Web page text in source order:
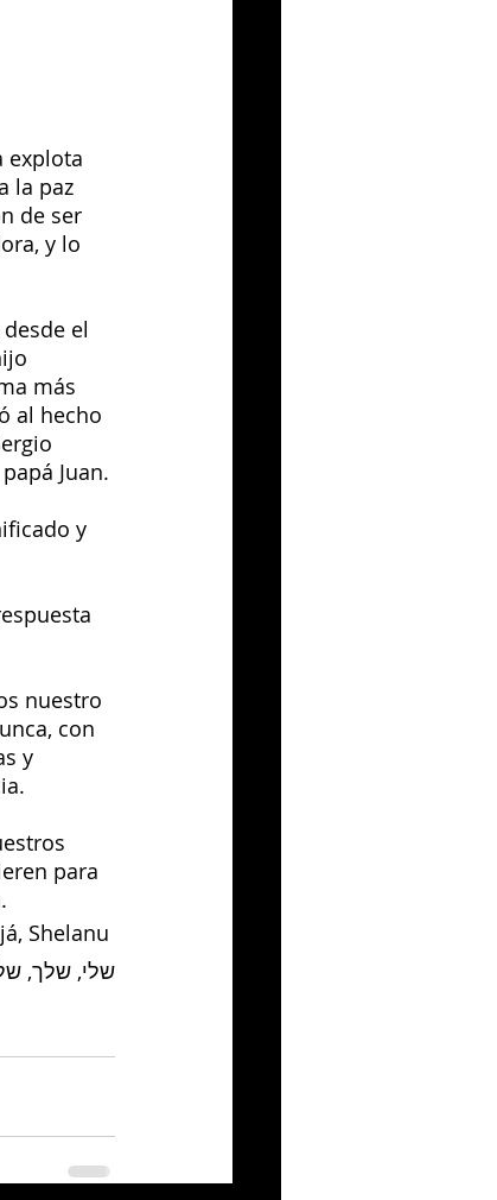
explota
la paz
de ser
y lo
el
más
al hecho
Juan.
y
nuestro
con
y
para
Shelanu
שלי, שלך,